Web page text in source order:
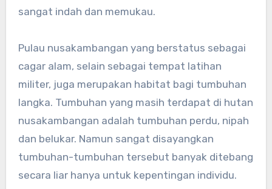
sangat indah dan memukau.
Pulau nusakambangan yang berstatus sebagai
cagar alam, selain sebagai tempat latihan
militer, juga merupakan habitat bagi tumbuhan
langka. Tumbuhan yang masih terdapat di hutan
nusakambangan adalah tumbuhan perdu, nipah
dan belukar. Namun sangat disayangkan
tumbuhan-tumbuhan tersebut banyak ditebang
secara liar hanya untuk kepentingan individu.